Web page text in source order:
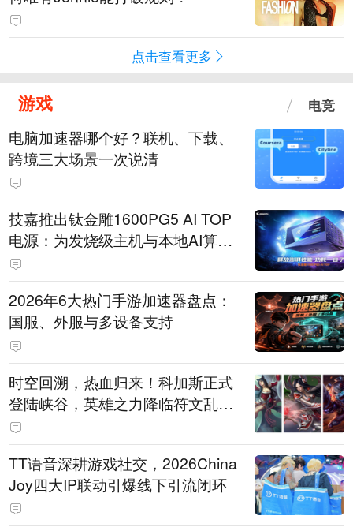
点击查看更多
游戏 电竞
电脑加速器哪个好？联机、下载、
跨境三大场景一次说清
技嘉推出钛金雕1600PG5 AI TOP
电源：为发烧级主机与本地AI算力
打造旗舰供电方案
2026年6大热门手游加速器盘点：
国服、外服与多设备支持
时空回溯，热血归来！科加斯正式
登陆峡谷，英雄之力降临符文乱
斗！
TT语音深耕游戏社交，2026China
Joy四大IP联动引爆线下引流闭环